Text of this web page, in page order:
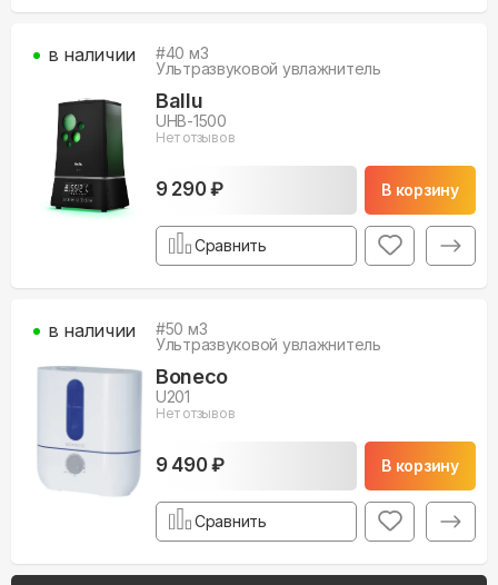
#40 м3
Ультразвуковой увлажнитель
Ballu
UHB-1500
Нет отзывов
9 290 ₽ В корзину
в наличии
Сравнить
#50 м3
Ультразвуковой увлажнитель
Boneco
U201
Нет отзывов
9 490 ₽ В корзину
в наличии
Сравнить